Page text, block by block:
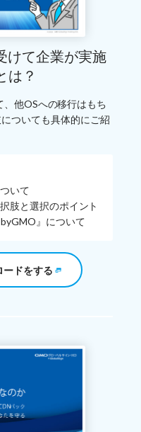
けて企業が実施
は？
他OSへの移行はもち
ついても具体的にご紹
いて
肢と選択のポイント
』について
ードをする